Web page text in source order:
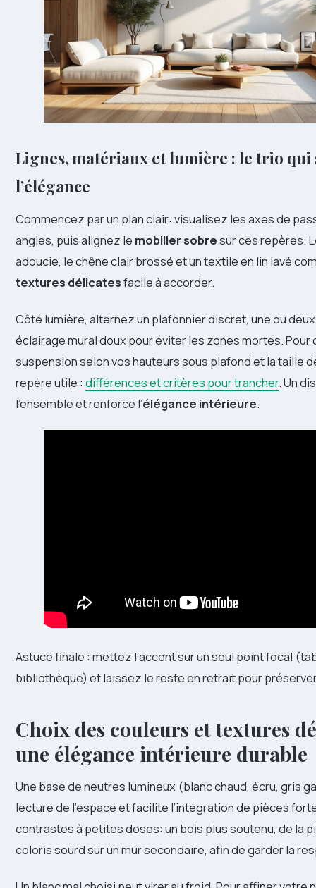
Lignes, matériaux et lumière : le trio
l’élégance
Commencez par un plan clair: visualisez les axes de
angles, puis alignez le mobilier sobresur ces repères.
adoucie, le chêne clair brossé et un textile en lin lavé
textures délicatesfacile à accorder.
Côté lumière, alternez un plafonnier discret, une ou
éclairage mural doux pour éviter les zones mortes.
suspension selon vos hauteurs sous plafond et la taille
repère utile : différences et critères pour trancher. Un
l’ensemble et renforce l’élégance intérieure.
Astuce finale : mettez l’accent sur un seul point focal
bibliothèque) et laissez le reste en retrait pour
Choix des couleurs et textures
une élégance intérieure durable
Une base de neutres lumineux (blanc chaud, écru, gris
lecture de l’espace et facilite l’intégration de pièces
contrastes à petites doses: un bois plus soutenu, de la
coloris sourd sur un mur secondaire, afin de garder la